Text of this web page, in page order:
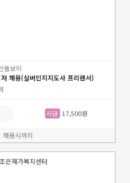
돌보미
채용(실버인지지도사 프리랜서)
시급 17,500원
채용시까지
은재가복지센터